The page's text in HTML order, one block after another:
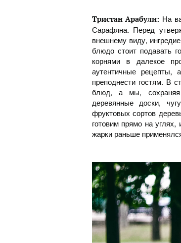
Тристан Арабули: На
Сарафяна. Перед
внешнему виду,
блюдо стоит подавать
корнями в далекое
аутентичные рецепты,
преподнести гостям. В
блюд, а мы, сохраняя
деревянные доски,
фруктовых сортов
готовим прямо на
жарки раньше